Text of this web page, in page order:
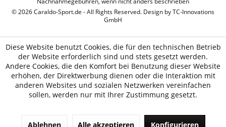
© 2026 Caraldo-Sport.de - All Rights Reserved. Design byTC-Innovations
GmbH
Diese Website benutzt Cookies, die für den technischen Betrieb
der Website erforderlich sind und stets gesetzt werden.
Andere Cookies, die den Komfort bei Benutzung dieser Website
erhöhen, der Direktwerbung dienen oder die Interaktion mit
anderen Websites und sozialen Netzwerken vereinfachen
sollen, werden nur mit Ihrer Zustimmung gesetzt.
Ablehnen Alle akzeptieren Konfigurieren